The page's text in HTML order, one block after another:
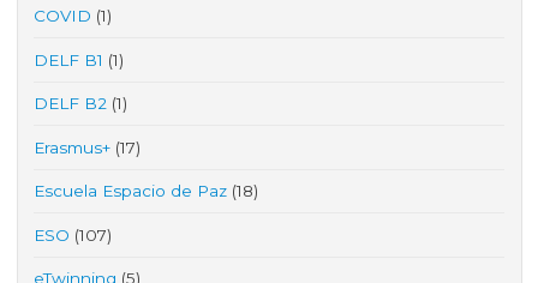
COVID (1)
DELF B1 (1)
DELF B2 (1)
Erasmus+ (17)
Escuela Espacio de Paz (18)
ESO (107)
eTwinning (5)